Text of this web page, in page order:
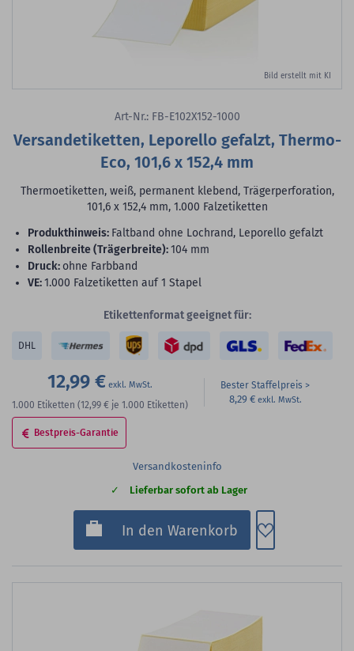
Bild erstellt mit KI
Art-Nr.: FB-E102X152-1000
Versandetiketten, Leporello gefalzt, Thermo-
Eco, 101,6 x 152,4 mm
Thermoetiketten, weiß, permanent klebend, Trägerperforation,
101,6 x 152,4 mm, 1.000 Falzetiketten
Produkthinweis: Faltband ohne Lochrand, Leporello gefalzt
Rollenbreite (Trägerbreite):104 mm
Druck: ohne Farbband
VE:1.000 Falzetiketten auf 1 Stapel
Etikettenformat geeignet für:
DHL
12,99 €
1.000 Etiketten (12,99 € je 1.000 Etiketten)
Bester Staffelpreis
8,29 €
Bestpreis-Garantie
Versandkosteninfo
Lieferbar sofort ab Lager
In den Warenkorb Zum